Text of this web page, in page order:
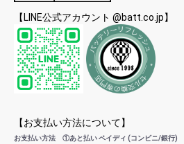
【LINE公式アカウント @batt.co.jp】
【お支払い方法について】
お支払い方法 ①あと払い ペイディ (コンビニ/銀行)